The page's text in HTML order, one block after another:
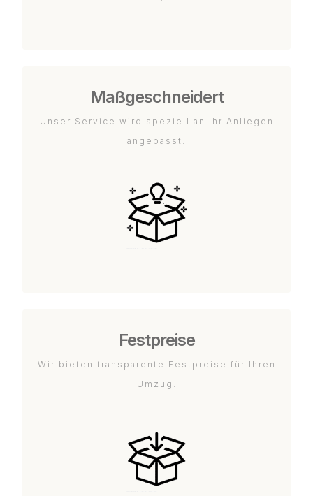
Maßgeschneidert
Unser Service wird speziell an Ihr Anliegen
angepasst.
Festpreise
Wir bieten transparente Festpreise für Ihren
Umzug.